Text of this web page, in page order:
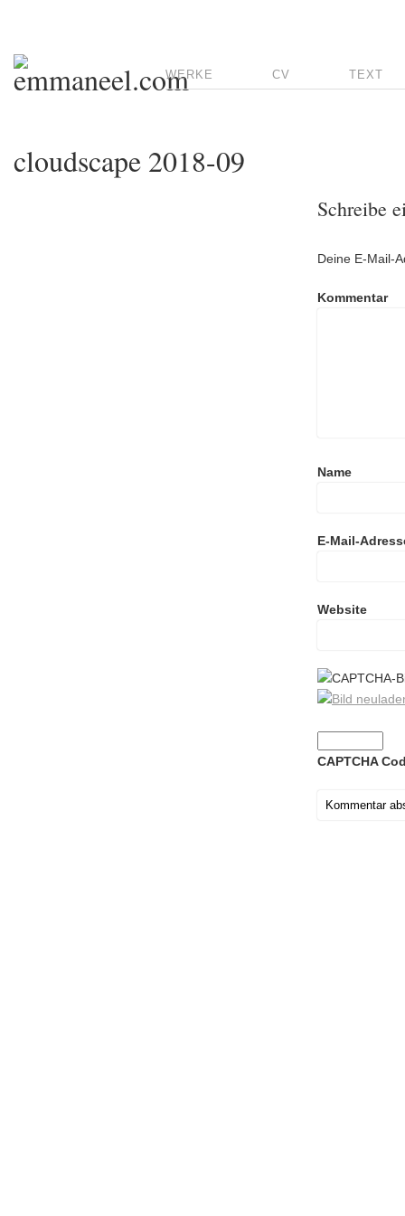
WERKE CV TEXT
cloudscape 2018-09
Schreibe
Deine E-Mail-
Kommentar
Name
E-Mail-
Website
CAPTCHA